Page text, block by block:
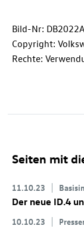
Bild-Nr:
Copyright:
Rechte:
Seiten mit
11.10.23
Der neue ID.4
10.10.23